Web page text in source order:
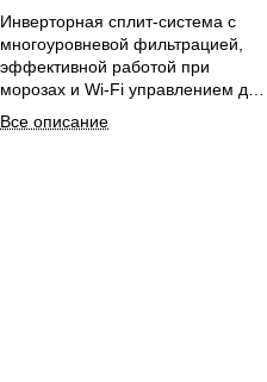
Инверторная сплит-система с
многоуровневой фильтрацией,
эффективной работой при
морозах и Wi-Fi управлением для
комфортного дома.
Все описание